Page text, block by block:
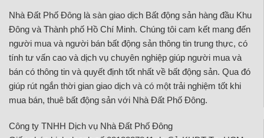
Nhà Đất Phố Đông là sàn giao dịch Bất động sản hàng đầu Khu
Đông và Thành phố Hồ Chí Minh. Chúng tôi cam kết mang đến
người mua và người bán bất động sản thông tin trung thực, có
tính tư vấn cao và dịch vụ chuyên nghiệp giúp người mua và
bán có thông tin và quyết định tốt nhất về bất động sản. Qua đó
giúp rút ngắn thời gian giao dịch và có một trải nghiệm tốt khi
mua bán, thuê bất động sản với Nhà Đất Phố Đông.
Công ty TNHH Dịch vụ Nhà Đất Phố Đông